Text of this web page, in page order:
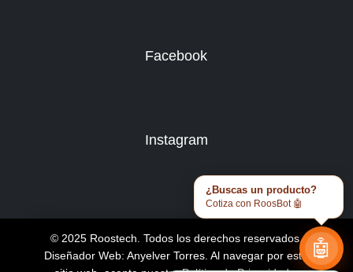
Facebook
Instagram
© 2025 Roostech. Todos los derechos reservados.
Diseñador Web: Anyelver Torres. Al navegar por este
¿Buscas un producto?
Cotiza con RoosBot 🤖
🤖